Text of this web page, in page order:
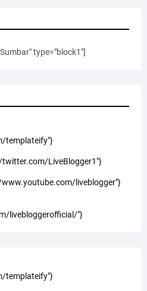
type="block1"]
templateify"}
LiveBlogger1"}
liveblogger"}
livebloggerofficial/"}
templateify"}